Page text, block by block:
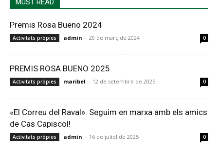
MUST READ
Premis Rosa Bueno 2024
Activitats pròpies admin - 20 de març de 2024 0
PREMIS ROSA BUENO 2025
Activitats pròpies maribel - 12 de setembre de 2025 0
«El Correu del Raval». Seguim en marxa amb els amics
de Cas Capiscol!
Activitats pròpies admin - 16 de juliol de 2025 0